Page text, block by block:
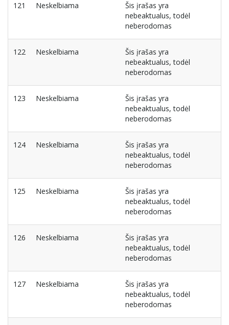
121 Neskelbiama
Šis įrašas yra
nebeaktualus, todėl
neberodomas
122 Neskelbiama
Šis įrašas yra
nebeaktualus, todėl
neberodomas
123 Neskelbiama
Šis įrašas yra
nebeaktualus, todėl
neberodomas
124 Neskelbiama
Šis įrašas yra
nebeaktualus, todėl
neberodomas
125 Neskelbiama
Šis įrašas yra
nebeaktualus, todėl
neberodomas
126 Neskelbiama
Šis įrašas yra
nebeaktualus, todėl
neberodomas
127 Neskelbiama
Šis įrašas yra
nebeaktualus, todėl
neberodomas